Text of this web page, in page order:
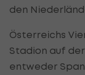
den
Österreichs
Stadion auf
entweder